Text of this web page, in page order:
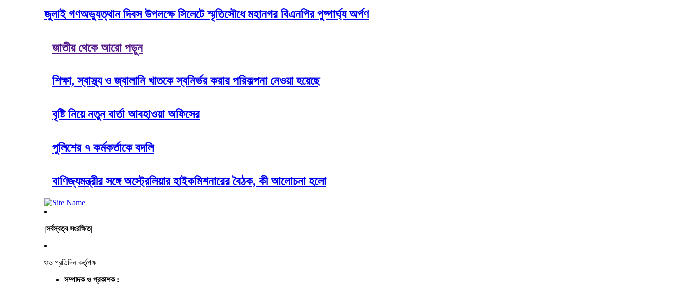
জুলাই গণঅভ্যুত্থান দিবস উপলক্ষে সিলেটে স্মৃতিসৌধে মহানগর বিএনপির পুষ্পার্ঘ্য অর্পণ
জাতীয় থেকে আরো পড়ুন
শিক্ষা, স্বাস্থ্য ও জ্বালানি খাতকে স্বনির্ভর করার পরিকল্পনা নেওয়া হয়েছে
বৃষ্টি নিয়ে নতুন বার্তা আবহাওয়া অফিসের
পুলিশের ৭ কর্মকর্তাকে বদলি
বাণিজ্যমন্ত্রীর সঙ্গে অস্ট্রেলিয়ার হাইকমিশনারের বৈঠক, কী আলোচনা হলো
|সর্বস্বত্ব সংরক্ষিত|
শুভ প্রতিদিন কর্তৃপক্ষ
সম্পাদক ও প্রকাশক :